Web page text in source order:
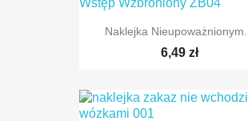
Naklejka Nieupoważnionym...
6,49 zł